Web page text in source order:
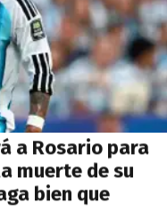
a Rosario para
muerte de su
bien que